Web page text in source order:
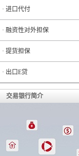
· 进口代付
· 融资性对外担保
· 提货担保
· 出口E贷
交易银行简介